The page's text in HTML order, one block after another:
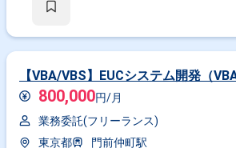
【VBA/VBS】EUCシステム開発（
800,000円/月
業務委託(フリーランス)
東京都
門前仲町駅